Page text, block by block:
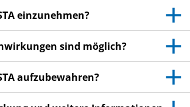
Fachpersonal. Dies gilt auch für
angegeben sind. Siehe Abschnitt
einzunehmen?
sind möglich?
aufzubewahren?